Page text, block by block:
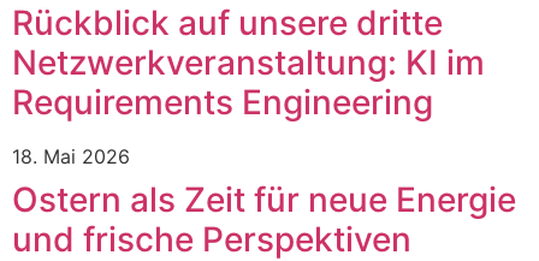
Rückblick auf unsere dritte
Netzwerkveranstaltung: KI im
Requirements Engineering
18. Mai 2026
Ostern als Zeit für neue Energie
und frische Perspektiven